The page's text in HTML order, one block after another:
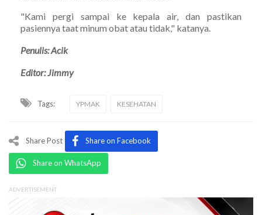
"Kami pergi sampai ke kepala air, dan pastikan
pasiennya taat minum obat atau tidak," katanya.
Penulis: Acik
Editor: Jimmy
Tags: YPMAK KESEHATAN
Share Post Share on Facebook
Share on WhatsApp
ADVERTISEMENT